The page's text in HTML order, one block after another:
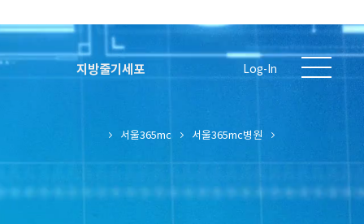
지방줄기세포 Log-In
서울365mc 서울365mc병원